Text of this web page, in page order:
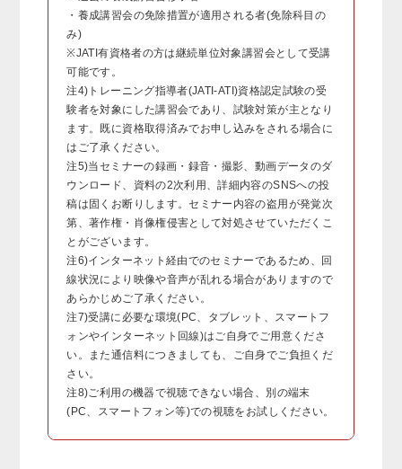
・養成講習会の免除措置が適用される者(免除科目の
み)
※JATI有資格者の方は継続単位対象講習会として受講
可能です。
注4)トレーニング指導者(JATI-ATI)資格認定試験の受
験者を対象にした講習会であり、試験対策が主となり
ます。既に資格取得済みでお申し込みをされる場合に
はご了承ください。
注5)当セミナーの録画・録音・撮影、動画データのダ
ウンロード、資料の2次利用、詳細内容のSNSへの投
稿は固くお断りします。セミナー内容の盗用が発覚次
第、著作権・肖像権侵害として対処させていただくこ
とがございます。
注6)インターネット経由でのセミナーであるため、回
線状況により映像や音声が乱れる場合がありますので
あらかじめご了承ください。
注7)受講に必要な環境(PC、タブレット、スマートフ
ォンやインターネット回線)はご自身でご用意くださ
い。また通信料につきましても、ご自身でご負担くだ
さい。
注8)ご利用の機器で視聴できない場合、別の端末
(PC、スマートフォン等)での視聴をお試しください。